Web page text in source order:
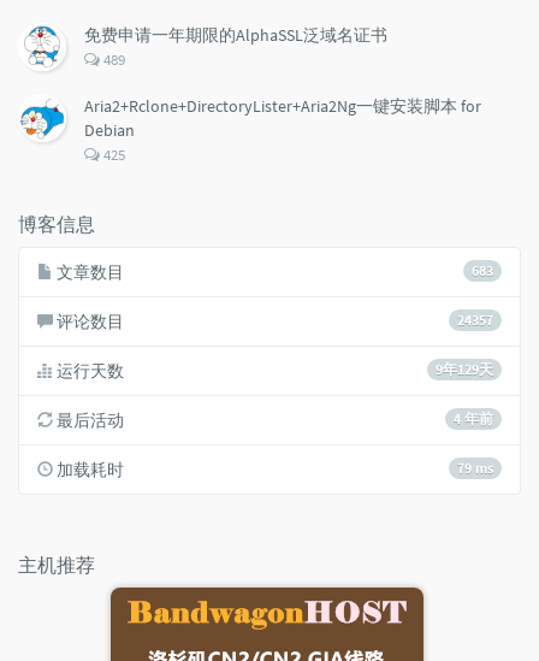
数：
免费申请一年期限的AlphaSSL泛域名证书
评
数：
489
Aria2+Rclone+DirectoryLister+Aria2Ng一键安装脚本 for
Debian
评
425
博客信息
683
文章数目
24357
评论数目
9年129天
运行天数
4 年前
最后活动
79 ms
加载耗时
主机推荐